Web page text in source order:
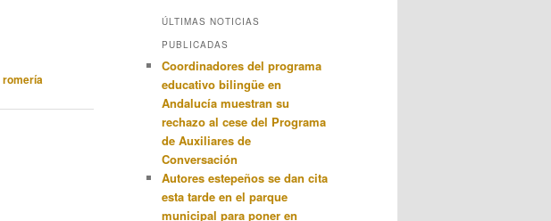
romería
ÚLTIMAS NOTICIAS
PUBLICADAS
Coordinadores del programa
educativo bilingüe en
Andalucía muestran su
rechazo al cese del Programa
de Auxiliares de
Conversación
Autores estepeños se dan cita
esta tarde en el parque
municipal para poner en